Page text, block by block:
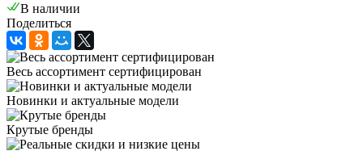
В наличии
Поделиться
Весь ассортимент сертифицирован
Новинки и актуальные модели
Крутые бренды